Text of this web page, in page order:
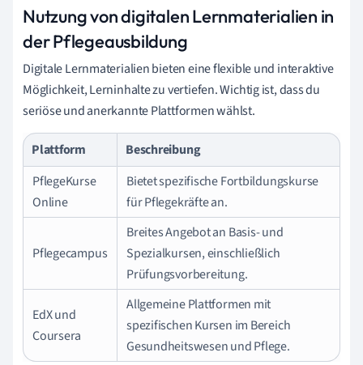
Nutzung von digitalen Lernmaterialien in
der Pflegeausbildung
Digitale Lernmaterialien bieten eine flexible und interaktive
Möglichkeit, Lerninhalte zu vertiefen. Wichtig ist, dass du
seriöse und anerkannte Plattformen wählst.
Plattform
Beschreibung
PflegeKurse
Online
Bietet spezifische Fortbildungskurse
für Pflegekräfte an.
Pflegecampus
Breites Angebot an Basis- und
Spezialkursen, einschließlich
Prüfungsvorbereitung.
EdX und
Coursera
Allgemeine Plattformen mit
spezifischen Kursen im Bereich
Gesundheitswesen und Pflege.